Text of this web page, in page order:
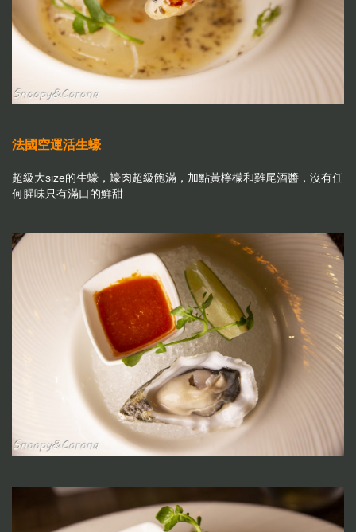
法國空運活生蠔
超級大size的生蠔，蠔肉超級飽滿，加點黃檸檬和雞尾酒醬，沒有任
何腥味只有滿口的鮮甜